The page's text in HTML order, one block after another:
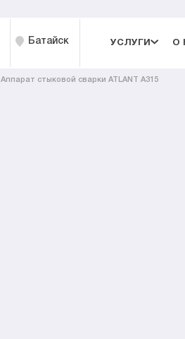
Батайск УСЛУГИ О
Аппарат стыковой сварки ATLANT A315